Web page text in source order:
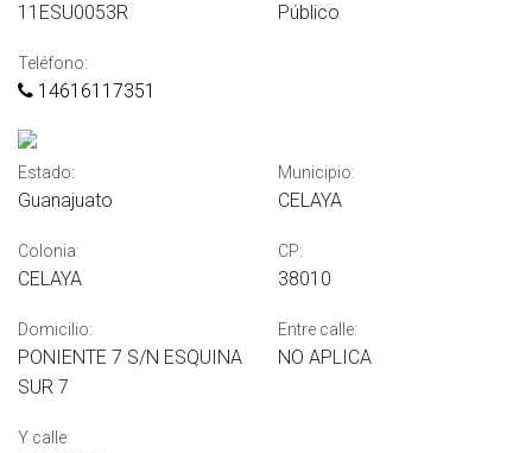
11ESU0053R Público
Teléfono:
14616117351
Estado:
Guanajuato
Municipio:
CELAYA
Colonia:
CELAYA
CP:
38010
Domicilio:
PONIENTE 7 S/N ESQUINA
SUR 7
Entre calle:
NO APLICA
Y calle: